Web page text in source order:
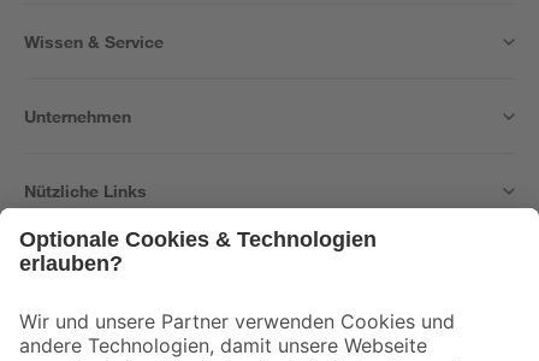
Wissen & Service
Unternehmen
Nützliche Links
Der toom Newsletter: Keine Angebote und Aktionen mehr verpassen!